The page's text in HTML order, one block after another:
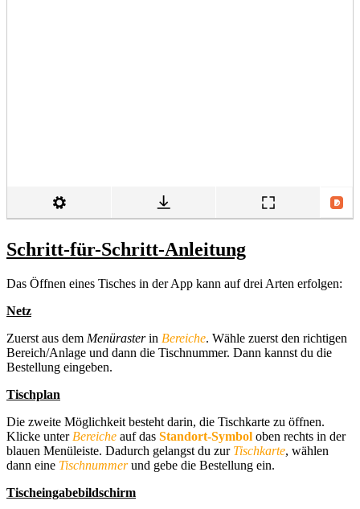
Schritt-für-Schritt-Anleitung
Das Öffnen eines Tisches in der App kann auf drei Arten erfolgen:
Netz
Zuerst aus dem Menürasterin Bereiche. Wähle zuerst den richtigen
Bereich/Anlage und dann die Tischnummer. Dann kannst du die
Bestellung eingeben.
Tischplan
Die zweite Möglichkeit besteht darin, die Tischkarte zu öffnen.
Klicke unter Bereiche auf das Standort-Symbol oben rechts in der
blauen Menüleiste. Dadurch gelangst du zur Tischkarte, wählen
dann eine Tischnummerund gebe die Bestellung ein.
Tischeingabebildschirm